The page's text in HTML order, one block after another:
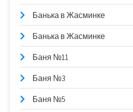
Банька в Жасминке
Банька в Жасминке
Баня №11
Баня №3
Баня №5